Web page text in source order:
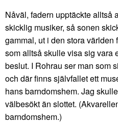
Nåväl, fadern upptäckte alltså
skicklig musiker, så sonen
gammal, ut i den stora världen
som alltså skulle visa sig vara
beslut. I Rohrau ser man som
och där finns självfallet ett
hans barndomshem. Jag
välbesökt än slottet.
barndomshem.)